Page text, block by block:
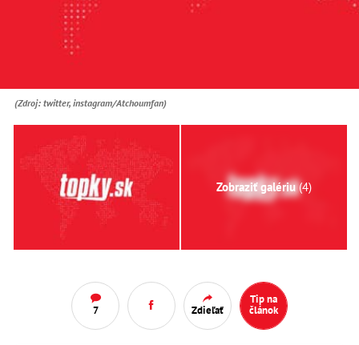
(Zdroj: twitter, instagram/Atchoumfan)
Zobraziť galériu(4)
7 Zdieľať
Tip na
článok